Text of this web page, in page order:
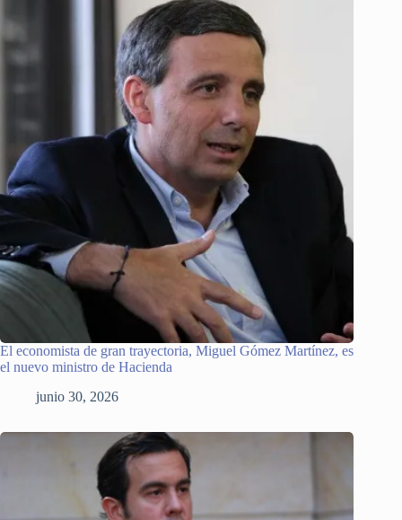
El economista de gran trayectoria, Miguel Gómez Martínez, es
el nuevo ministro de Hacienda
junio 30, 2026